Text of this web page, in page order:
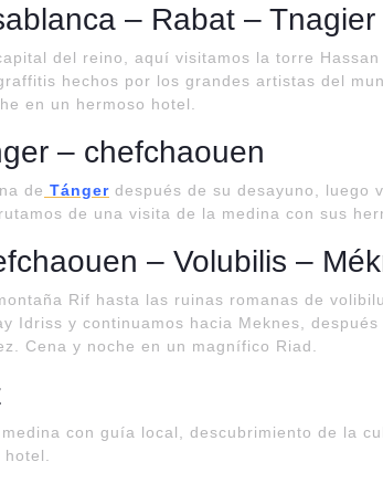
– Rabat – Tnagier
del reino, aquí visitamos la torre
hechos por los grandes artistas del
en un hermoso hotel.
– chefchaouen
de Tánger después de su desayuno, luego
de una visita de la medina con sus
– Volubilis –
Rif hasta las ruinas romanas de
Idriss y continuamos hacia Meknes,
Cena y noche en un magnífico Riad.
con guía local, descubrimiento de la